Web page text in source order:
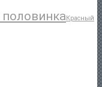
Красный